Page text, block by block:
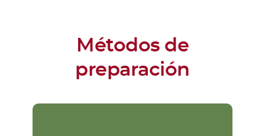
Métodos de
preparación